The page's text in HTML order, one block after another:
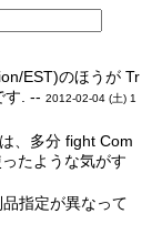
EST)のほうが Tr
す. --2012-02-04 (土) 1
、多分 fight Com
たような気がす
指定が異なって